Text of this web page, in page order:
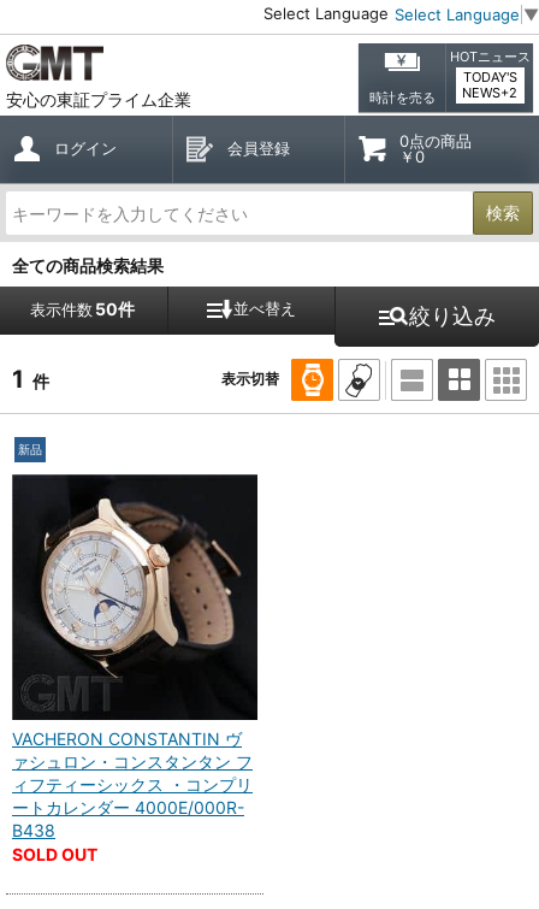
Select Language Select Language ▼
安心の東証プライム企業 時計を売る
HOTニュース
TODAY'S
NEWS+2
ログイン 会員登録
0点の商品
￥0
検索
全ての商品検索結果
表示件数50件 並べ替え 絞り込み
1 件 表示切替
新品
VACHERON CONSTANTIN ヴ
ァシュロン・コンスタンタン フ
ィフティーシックス ・コンプリ
ートカレンダー 4000E/000R-
B438
SOLD OUT